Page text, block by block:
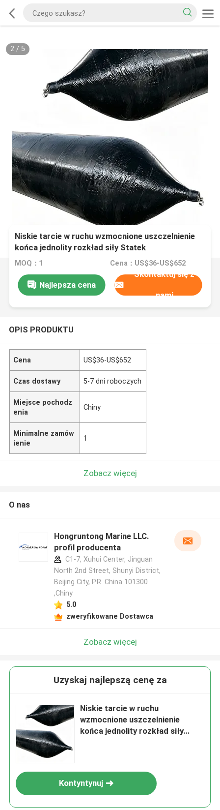
2/ 5
Niskie tarcie w ruchu wzmocnione uszczelnienie
końca jednolity rozkład siły Statek
wprowadzający balon Poduszkę powietrzną
MOQ：1 Cena：US$36-US$652
Najlepsza cena
Skontaktuj się z
nami
OPIS PRODUKTU
Cena US$36-US$652
Czas dostawy 5-7 dni roboczych
Miejsce pochodz
enia
Chiny
Minimalne zamów
ienie
1
Zobacz więcej
O nas
Hongruntong Marine LLC.
profil producenta
C1-7, Xuhui Center, Jinguan
North 2nd Street, Shunyi District,
Beijing City, P.R. China 101300
,Chiny
5.0
zweryfikowane Dostawca
Zobacz więcej
Uzyskaj najlepszą cenę za
Niskie tarcie w ruchu
wzmocnione uszczelnienie
końca jednolity rozkład siły
Kontyntynuj